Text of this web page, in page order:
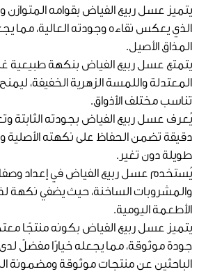
يتميز عسل ربيع الفياض بقوامه المتوازن
الذي يعكس نقاءه وجودته العالية، مما
المذاق الأصيل.
يتمتع عسل ربيع الفياض بنكهة طبيعية
المعتدلة واللمسة الزهرية الخفيفة،
تناسب مختلف الأذواق.
يُعرف عسل ربيع الفياض بجودته الثابتة
دقيقة تضمن الحفاظ على نكهته الأصلية
طويلة دون تغير.
يُستخدم عسل ربيع الفياض في إعداد
والمشروبات الساخنة، حيث يضفي نكهة
الأطعمة اليومية.
يتميز عسل ربيع الفياض بكونه منتجًا
جودة موثوقة، مما يجعله خيارًا مفضلً
الباحثين عن منتجات موثوقة ومضمونة